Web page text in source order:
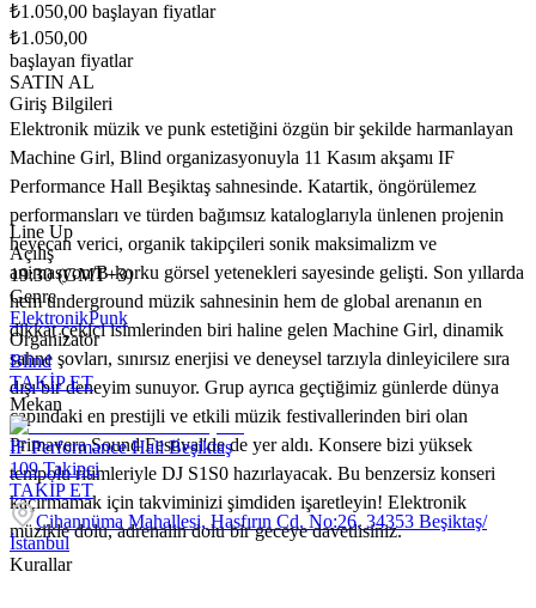
₺1.050,00 başlayan fiyatlar
₺1.050,00
başlayan fiyatlar
SATIN AL
Giriş Bilgileri
Elektronik müzik ve punk estetiğini özgün bir şekilde harmanlayan
Machine Girl, Blind organizasyonuyla 11 Kasım akşamı IF
Performance Hall Beşiktaş sahnesinde. Katartik, öngörülemez
performansları ve türden bağımsız kataloglarıyla ünlenen projenin
heyecan verici, organik takipçileri sonik maksimalizm ve
animasyon/B-korku görsel yetenekleri sayesinde gelişti. Son yıllarda
hem underground müzik sahnesinin hem de global arenanın en
dikkat çekici isimlerinden biri haline gelen Machine Girl, dinamik
sahne şovları, sınırsız enerjisi ve deneysel tarzıyla dinleyicilere sıra
dışı bir deneyim sunuyor. Grup ayrıca geçtiğimiz günlerde dünya
çapındaki en prestijli ve etkili müzik festivallerinden biri olan
Primavera Sound Festival'de de yer aldı. Konsere bizi yüksek
tempolu ritimleriyle DJ S1S0 hazırlayacak. Bu benzersiz konseri
kaçırmamak için takviminizi şimdiden işaretleyin! Elektronik
müzikle dolu, adrenalin dolu bir geceye davetlisiniz.
Line Up
Açılış
19:30 (GMT+3)
Genre
ElektronikPunk
Organizatör
Blind
TAKİP ET
Mekan
IF Performance Hall Beşiktaş
109 Takipçi
TAKİP ET
Cihannüma Mahallesi, Hasfırın Cd. No:26, 34353 Beşiktaş/
İstanbul
Kurallar